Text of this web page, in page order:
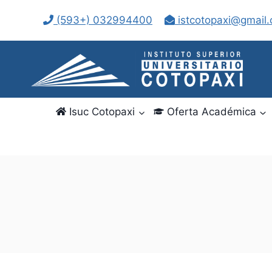
contenido
(593+) 032994400
Isuc Cotopaxi Oferta Académica